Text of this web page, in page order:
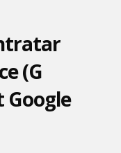
(G
Google